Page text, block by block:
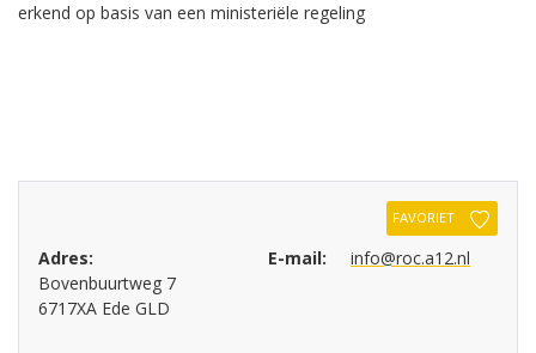
erkend op basis van een ministeriële regeling
FAVORIET
Adres:
Bovenbuurtweg 7
6717XA Ede GLD
E-mail: info@roc.a12.nl